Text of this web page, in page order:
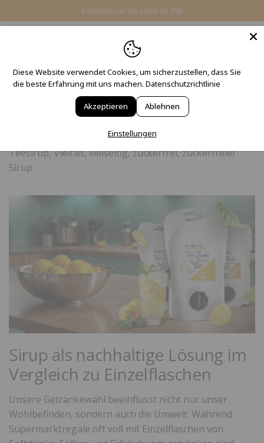
Kostenloser Versand ab 39€
To's Zuda Blog— Sirup
Ressourcen schonen
Teesirup,Vielfalt,vielseitig,zuckerfrei,zuckerfreier
Sirup
Sirup als nachhaltige Lösung im
Vergleich zu Einzelflaschen
Unsere Getränkewahl beeinflusst nicht nur unser
Wohlbefinden, sondern auch die Umwelt. Während
Supermarktregale oft voll mit Einzelflaschen von
Diese Website verwendet Cookies, um sicherzustellen, dass Sie
die beste Erfahrung mit uns machen. Datenschutzrichtlinie
Akzeptieren Ablehnen
Einstellungen